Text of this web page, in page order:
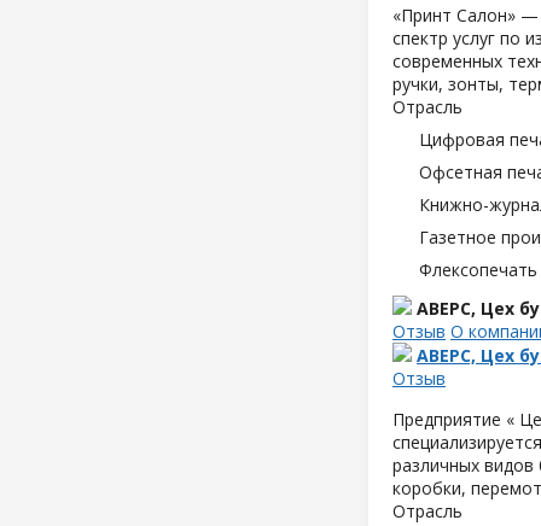
«Принт Салон» —
спектр услуг по
современных
ручки, зонты,
Отрасль
Цифровая
Офсетная
Книжно-
Газетное
АВЕРС, Цех
Отзыв О
АВЕРС, Цех
Отзыв
Предприятие «
различных видов
коробки,
Отрасль